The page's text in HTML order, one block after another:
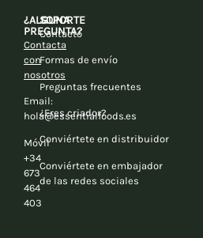
¿ALGUNA
PREGUNTA?
Contacta
con
nosotros
Email:
hola@essentialfoods.es
Móvil
+34
673
464
403
SOPORTE
Contacto
Formas de envío
Preguntas frecuentes
¿Eres criador?
Conviértete en distribuidor
Conviértete en embajador
de las redes sociales